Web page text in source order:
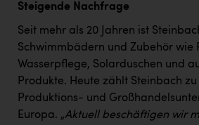
SCHMACHTL GmbH
Schwingshandl - automation
Seher + Partner
Smurfit Westrock Nettingsdorf
TCL
Steigende Nachfrage
Seit mehr als 20 Jahren ist
Schwimmbädern und Zubehör wie
Wasserpflege, Solarduschen und
Produkte. Heute zählt Steinbach
Produktions- und
Europa. „Aktuell beschäftigen wir